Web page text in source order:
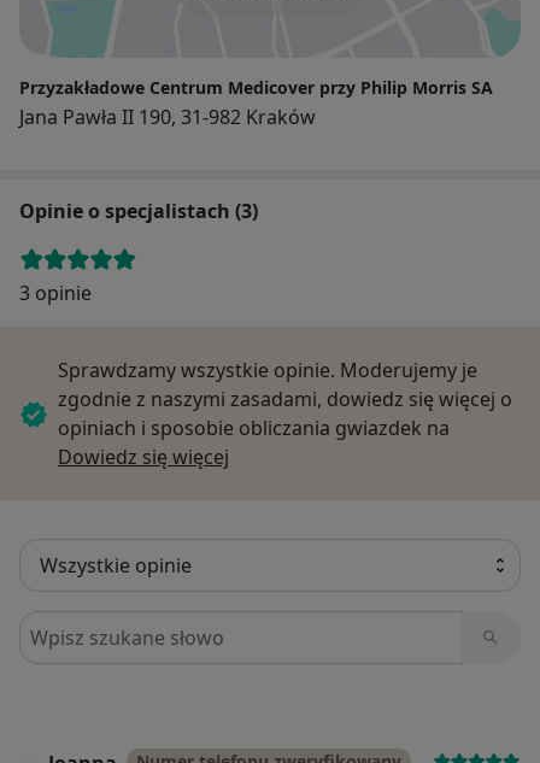
Przyzakładowe Centrum Medicover przy Philip Morris SA
Jana Pawła II 190, 31-982 Kraków
Opinie o specjalistach (3)
3 opinie
Sprawdzamy wszystkie opinie. Moderujemy je
zgodnie z naszymi zasadami, dowiedz się więcej o
opiniach i sposobie obliczania gwiazdek na
Dowiedz się więcej
Szukaj w opiniach